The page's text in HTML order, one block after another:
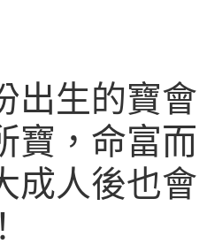
出生的寶會
寶，命富而
成人後也會